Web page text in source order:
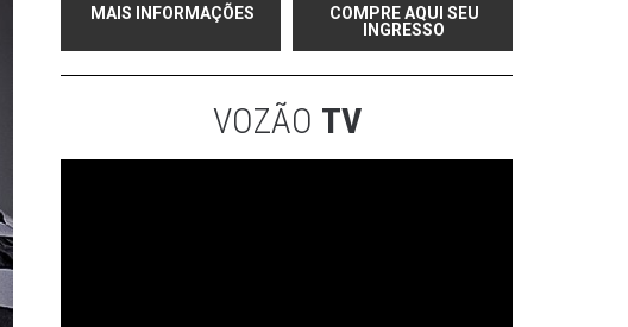
MAIS INFORMAÇÕES
COMPRE AQUI SEU
INGRESSO
VOZÃO TV